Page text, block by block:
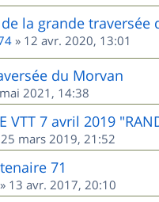
la grande traversée
» 12 avr. 2020, 13:01
du Morvan
2021, 14:38
VTT 7 avril 2019
25 mars 2019, 21:52
71
» 13 avr. 2017, 20:10